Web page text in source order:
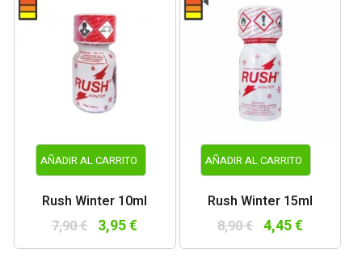
AÑADIR AL CARRITO
Rush Winter 10ml
7,90 € 3,95 €
AÑADIR AL CARRITO
Rush Winter 15ml
8,90 € 4,45 €